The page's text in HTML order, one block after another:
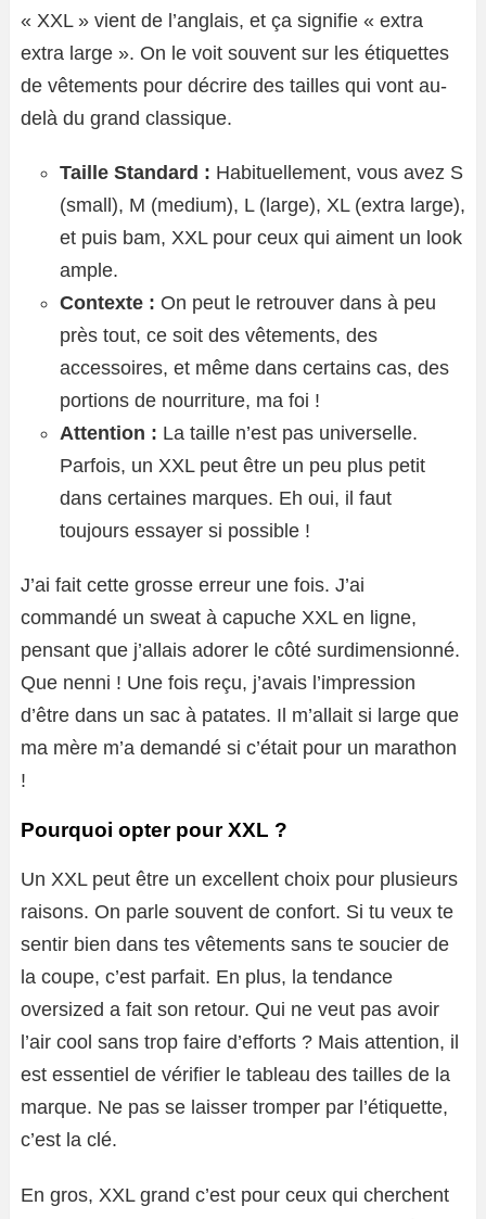
« XXL » vient de l’anglais, et ça signifie « extra
extra large ». On le voit souvent sur les étiquettes
de vêtements pour décrire des tailles qui vont au-
delà du grand classique.
Taille Standard : Habituellement, vous avez S
(small), M (medium), L (large), XL (extra large),
et puis bam, XXL pour ceux qui aiment un look
ample.
Contexte : On peut le retrouver dans à peu
près tout, ce soit des vêtements, des
accessoires, et même dans certains cas, des
portions de nourriture, ma foi !
Attention : La taille n’est pas universelle.
Parfois, un XXL peut être un peu plus petit
dans certaines marques. Eh oui, il faut
toujours essayer si possible !
J’ai fait cette grosse erreur une fois. J’ai
commandé un sweat à capuche XXL en ligne,
pensant que j’allais adorer le côté surdimensionné.
Que nenni ! Une fois reçu, j’avais l’impression
d’être dans un sac à patates. Il m’allait si large que
ma mère m’a demandé si c’était pour un marathon
!
Pourquoi opter pour XXL ?
Un XXL peut être un excellent choix pour plusieurs
raisons. On parle souvent de confort. Si tu veux te
sentir bien dans tes vêtements sans te soucier de
la coupe, c’est parfait. En plus, la tendance
oversized a fait son retour. Qui ne veut pas avoir
l’air cool sans trop faire d’efforts ? Mais attention, il
est essentiel de vérifier le tableau des tailles de la
marque. Ne pas se laisser tromper par l’étiquette,
c’est la clé.
En gros, XXL grand c’est pour ceux qui cherchent